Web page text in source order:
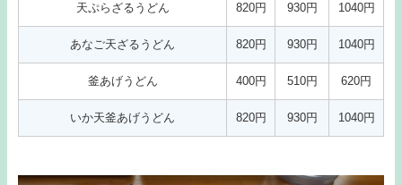
天ぷらざるうどん 820円 930円 1040円
あなご天ざるうどん 820円 930円 1040円
釜あげうどん 400円 510円 620円
いか天釜あげうどん 820円 930円 1040円